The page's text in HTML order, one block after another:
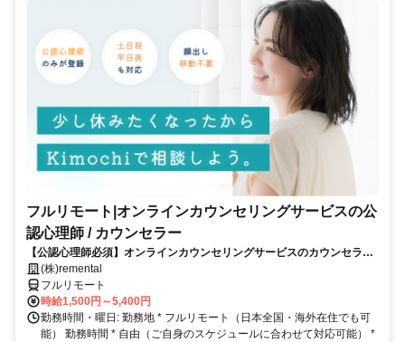
フルリモート|オンラインカウンセリングサービスの公
認心理師 / カウンセラー
【公認心理師必須】オンラインカウンセリングサービスのカウンセラー
募集｜30-50代女性活躍中
(株)remental
フルリモート
時給1,500円～5,400円
勤務時間・曜日: 勤務地 * フルリモート（日本全国・海外在住でも可
能） 勤務時間 * 自由（ご自身のスケジュールに合わせて対応可能） *